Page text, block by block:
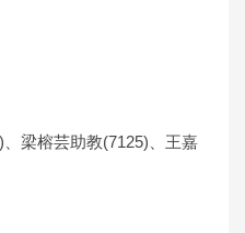
梁榕芸助教(7125)、王嘉